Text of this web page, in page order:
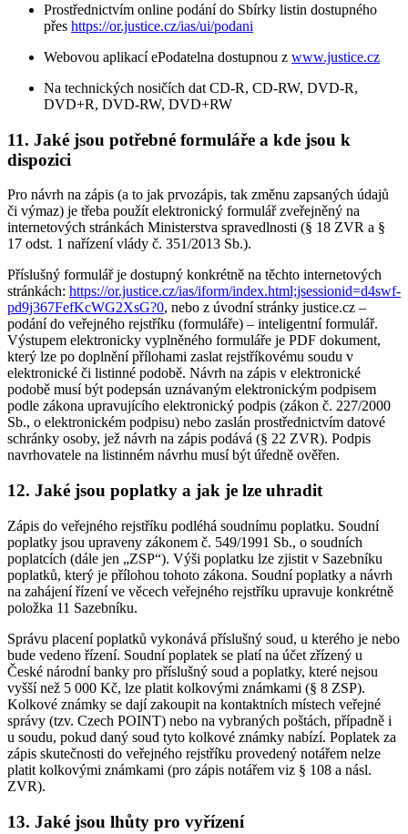
Prostřednictvím online podání do Sbírky listin dostupného
přes https://or.justice.cz/ias/ui/podani
Webovou aplikací ePodatelna dostupnou z www.justice.cz
Na technických nosičích dat CD-R, CD-RW, DVD-R,
DVD+R, DVD-RW, DVD+RW
11. Jaké jsou potřebné formuláře a kde jsou k
dispozici
Pro návrh na zápis (a to jak prvozápis, tak změnu zapsaných údajů
či výmaz) je třeba použít elektronický formulář zveřejněný na
internetových stránkách Ministerstva spravedlnosti (§ 18 ZVR a §
17 odst. 1 nařízení vlády č. 351/2013 Sb.).
Příslušný formulář je dostupný konkrétně na těchto internetových
stránkách: https://or.justice.cz/ias/iform/index.html;jsessionid=d4swf-
pd9j367FefKcWG2XsG?0, nebo z úvodní stránky justice.cz –
podání do veřejného rejstříku (formuláře) – inteligentní formulář.
Výstupem elektronicky vyplněného formuláře je PDF dokument,
který lze po doplnění přílohami zaslat rejstříkovému soudu v
elektronické či listinné podobě. Návrh na zápis v elektronické
podobě musí být podepsán uznávaným elektronickým podpisem
podle zákona upravujícího elektronický podpis (zákon č. 227/2000
Sb., o elektronickém podpisu) nebo zaslán prostřednictvím datové
schránky osoby, jež návrh na zápis podává (§ 22 ZVR). Podpis
navrhovatele na listinném návrhu musí být úředně ověřen.
12. Jaké jsou poplatky a jak je lze uhradit
Zápis do veřejného rejstříku podléhá soudnímu poplatku. Soudní
poplatky jsou upraveny zákonem č. 549/1991 Sb., o soudních
poplatcích (dále jen „ZSP“). Výši poplatku lze zjistit v Sazebníku
poplatků, který je přílohou tohoto zákona. Soudní poplatky a návrh
na zahájení řízení ve věcech veřejného rejstříku upravuje konkrétně
položka 11 Sazebníku.
Správu placení poplatků vykonává příslušný soud, u kterého je nebo
bude vedeno řízení. Soudní poplatek se platí na účet zřízený u
České národní banky pro příslušný soud a poplatky, které nejsou
vyšší než 5 000 Kč, lze platit kolkovými známkami (§ 8 ZSP).
Kolkové známky se dají zakoupit na kontaktních místech veřejné
správy (tzv. Czech POINT) nebo na vybraných poštách, případně i
u soudu, pokud daný soud tyto kolkové známky nabízí. Poplatek za
zápis skutečnosti do veřejného rejstříku provedený notářem nelze
platit kolkovými známkami (pro zápis notářem viz § 108 a násl.
ZVR).
13. Jaké jsou lhůty pro vyřízení